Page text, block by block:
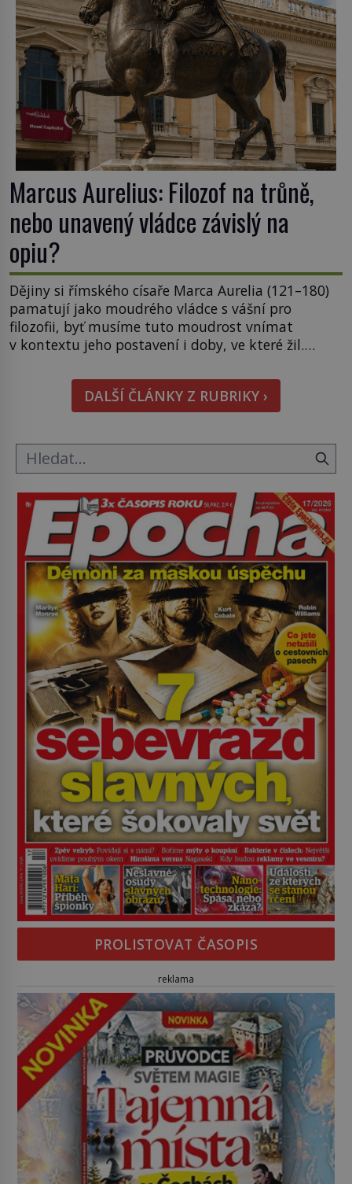
Marcus Aurelius: Filozof na trůně,
nebo unavený vládce závislý na
opiu?
Dějiny si římského císaře Marca Aurelia (121–180)
pamatují jako moudrého vládce s vášní pro
filozofii, byť musíme tuto moudrost vnímat
v kontextu jeho postavení i doby, ve které žil.
pravdu na padrť a prohlásit, že to byl jen životem
unavený a drogou ovládaný muž? Marcus Aurelius
byl zastáncem stoicismu, učení, […]
DALŠÍ ČLÁNKY Z RUBRIKY ›
PROLISTOVAT ČASOPIS
reklama